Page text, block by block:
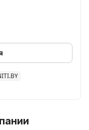
Valencia,
Jet, Lag, Flight,